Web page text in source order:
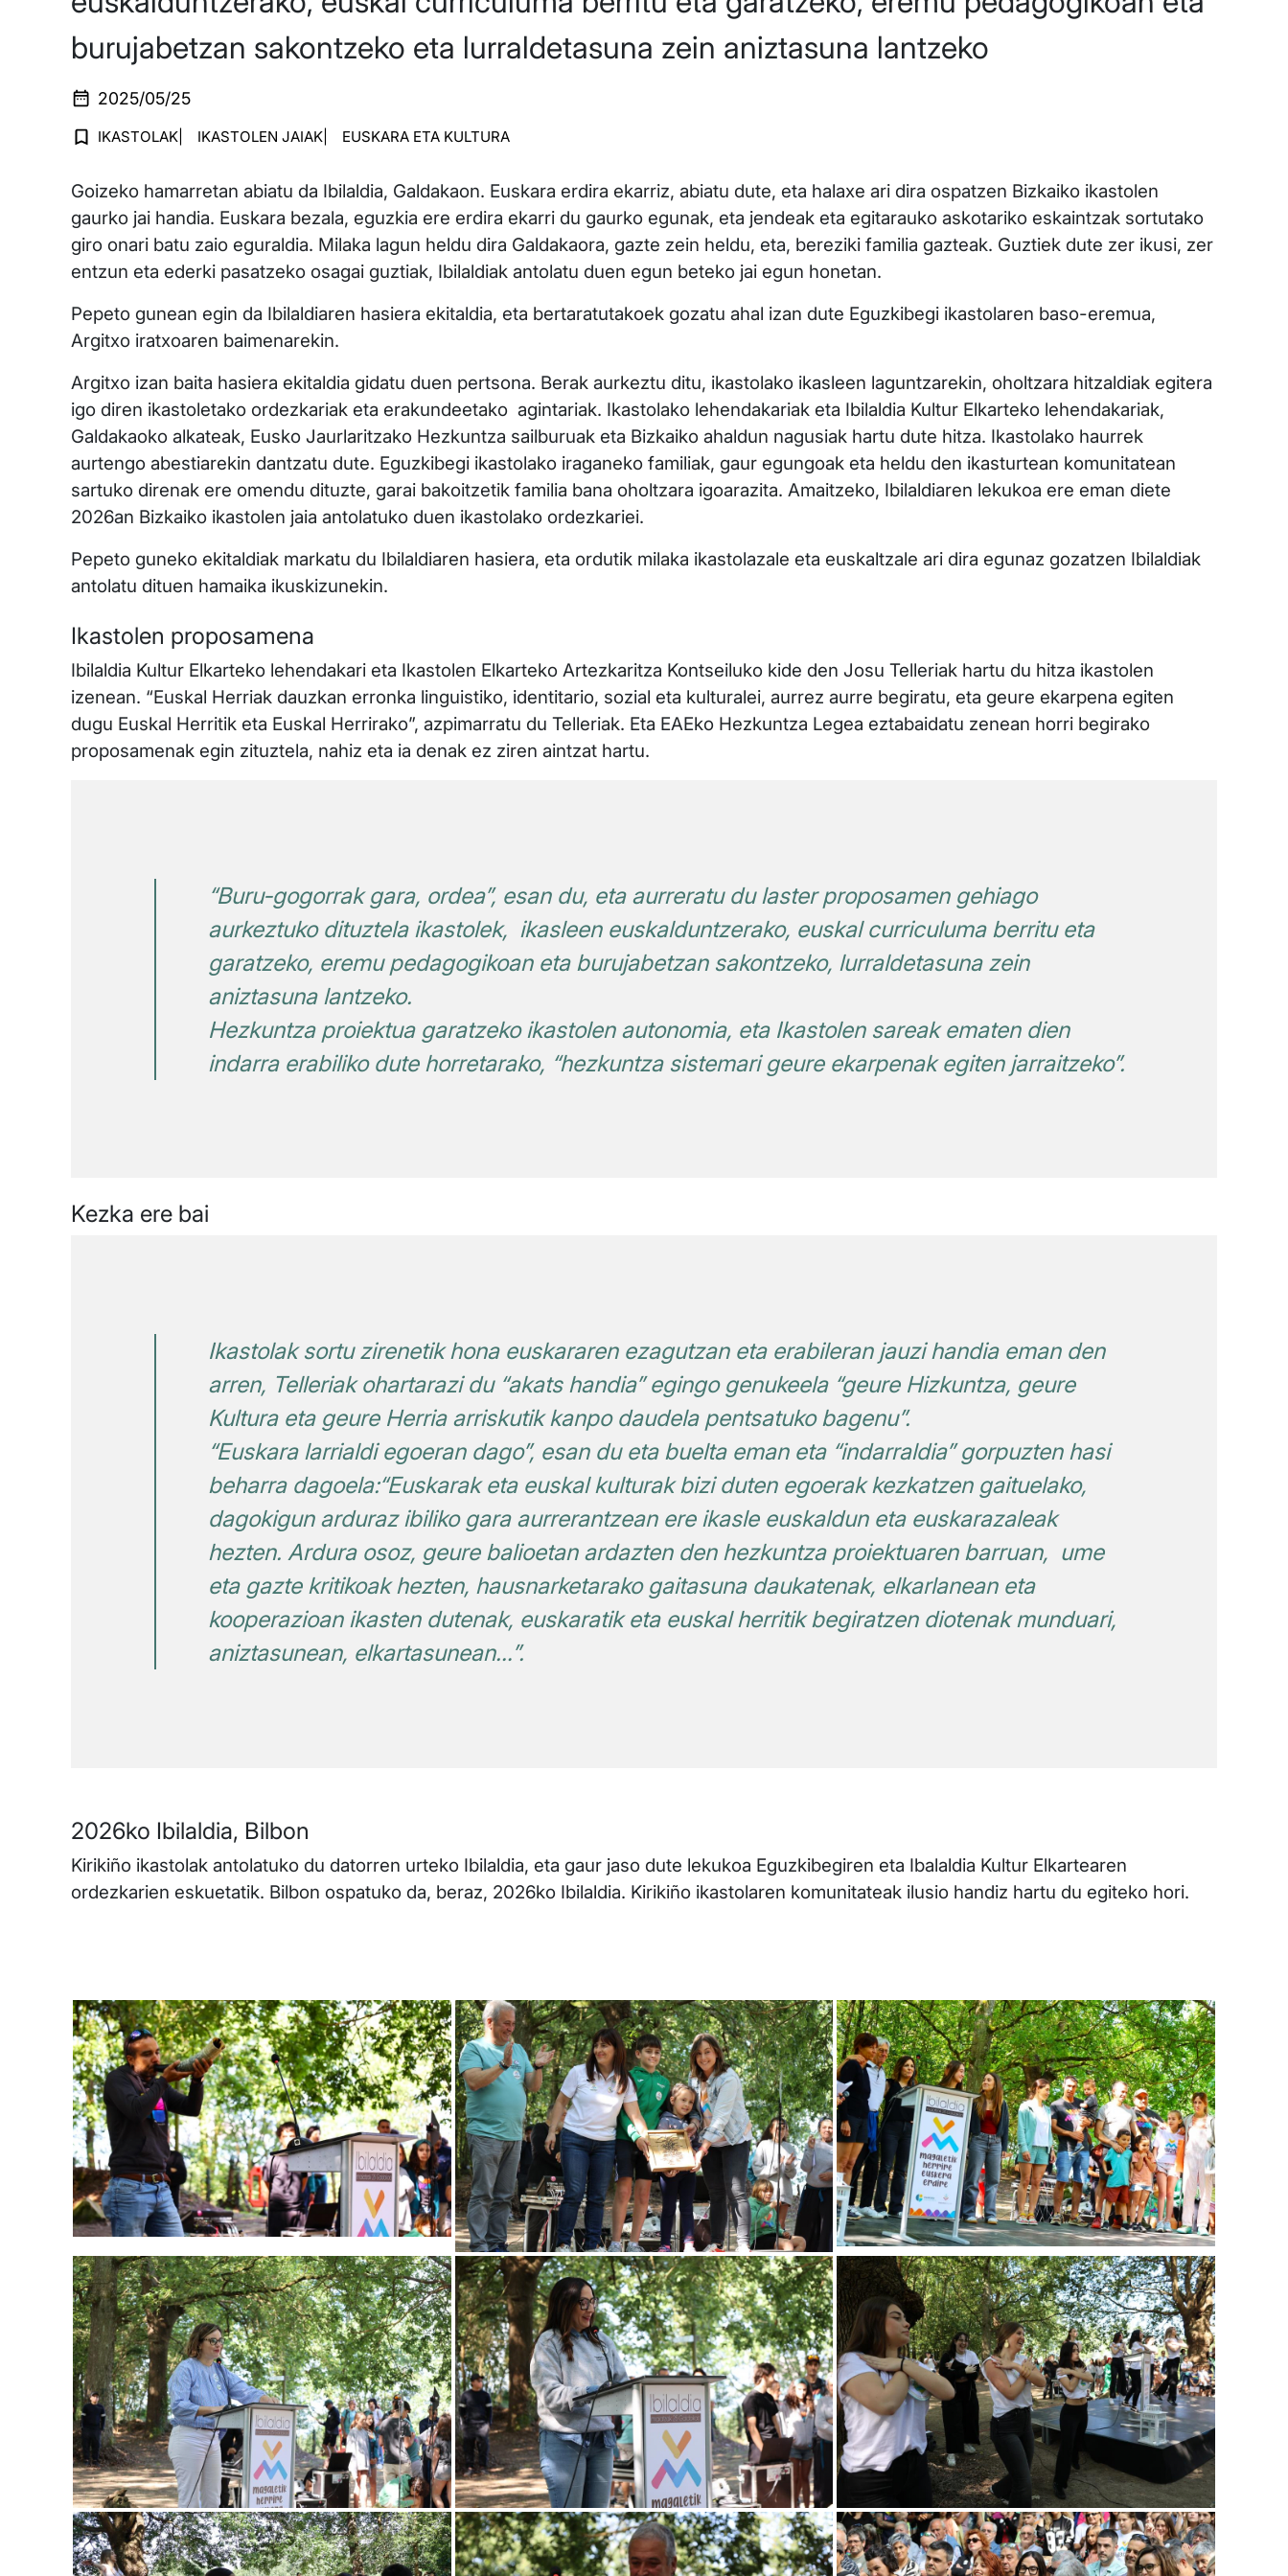
burujabetzan sakontzeko eta lurraldetasuna zein aniztasuna lantzeko
2025/05/25
IKASTOLAK IKASTOLEN JAIAK EUSKARA ETA KULTURA
Goizeko hamarretan abiatu da Ibilaldia, Galdakaon. Euskara erdira ekarriz, abiatu dute, eta halaxe ari dira ospatzen Bizkaiko ikastolen
gaurko jai handia. Euskara bezala, eguzkia ere erdira ekarri du gaurko egunak, eta jendeak eta egitarauko askotariko eskaintzak sortutako
giro onari batu zaio eguraldia. Milaka lagun heldu dira Galdakaora, gazte zein heldu, eta, bereziki familia gazteak. Guztiek dute zer ikusi, zer
entzun eta ederki pasatzeko osagai guztiak, Ibilaldiak antolatu duen egun beteko jai egun honetan.
Pepeto gunean egin da Ibilaldiaren hasiera ekitaldia, eta bertaratutakoek gozatu ahal izan dute Eguzkibegi ikastolaren baso-eremua,
Argitxo iratxoaren baimenarekin.
Argitxo izan baita hasiera ekitaldia gidatu duen pertsona. Berak aurkeztu ditu, ikastolako ikasleen laguntzarekin, oholtzara hitzaldiak egitera
igo diren ikastoletako ordezkariak eta erakundeetako agintariak. Ikastolako lehendakariak eta Ibilaldia Kultur Elkarteko lehendakariak,
Galdakaoko alkateak, Eusko Jaurlaritzako Hezkuntza sailburuak eta Bizkaiko ahaldun nagusiak hartu dute hitza. Ikastolako haurrek
aurtengo abestiarekin dantzatu dute. Eguzkibegi ikastolako iraganeko familiak, gaur egungoak eta heldu den ikasturtean komunitatean
sartuko direnak ere omendu dituzte, garai bakoitzetik familia bana oholtzara igoarazita. Amaitzeko, Ibilaldiaren lekukoa ere eman diete
2026an Bizkaiko ikastolen jaia antolatuko duen ikastolako ordezkariei.
Pepeto guneko ekitaldiak markatu du Ibilaldiaren hasiera, eta ordutik milaka ikastolazale eta euskaltzale ari dira egunaz gozatzen Ibilaldiak
antolatu dituen hamaika ikuskizunekin.
Ikastolen proposamena
Ibilaldia Kultur Elkarteko lehendakari eta Ikastolen Elkarteko Artezkaritza Kontseiluko kide den Josu Telleriak hartu du hitza ikastolen
izenean. “Euskal Herriak dauzkan erronka linguistiko, identitario, sozial eta kulturalei, aurrez aurre begiratu, eta geure ekarpena egiten
dugu Euskal Herritik eta Euskal Herrirako”, azpimarratu du Telleriak. Eta EAEko Hezkuntza Legea eztabaidatu zenean horri begirako
proposamenak egin zituztela, nahiz eta ia denak ez ziren aintzat hartu.
“Buru-gogorrak gara, ordea”, esan du, eta aurreratu du laster proposamen gehiago
aurkeztuko dituztela ikastolek, ikasleen euskalduntzerako, euskal curriculuma berritu eta
garatzeko, eremu pedagogikoan eta burujabetzan sakontzeko, lurraldetasuna zein
aniztasuna lantzeko.
Hezkuntza proiektua garatzeko ikastolen autonomia, eta Ikastolen sareak ematen dien
indarra erabiliko dute horretarako, “hezkuntza sistemari geure ekarpenak egiten jarraitzeko”.
Kezka ere bai
Ikastolak sortu zirenetik hona euskararen ezagutzan eta erabileran jauzi handia eman den
arren, Telleriak ohartarazi du “akats handia” egingo genukeela “geure Hizkuntza, geure
Kultura eta geure Herria arriskutik kanpo daudela pentsatuko bagenu”.
“Euskara larrialdi egoeran dago”, esan du eta buelta eman eta “indarraldia” gorpuzten hasi
beharra dagoela:“Euskarak eta euskal kulturak bizi duten egoerak kezkatzen gaituelako,
dagokigun arduraz ibiliko gara aurrerantzean ere ikasle euskaldun eta euskarazaleak
hezten. Ardura osoz, geure balioetan ardazten den hezkuntza proiektuaren barruan, ume
eta gazte kritikoak hezten, hausnarketarako gaitasuna daukatenak, elkarlanean eta
kooperazioan ikasten dutenak, euskaratik eta euskal herritik begiratzen diotenak munduari,
aniztasunean, elkartasunean…”.
2026ko Ibilaldia, Bilbon
Kirikiño ikastolak antolatuko du datorren urteko Ibilaldia, eta gaur jaso dute lekukoa Eguzkibegiren eta Ibalaldia Kultur Elkartearen
ordezkarien eskuetatik. Bilbon ospatuko da, beraz, 2026ko Ibilaldia. Kirikiño ikastolaren komunitateak ilusio handiz hartu du egiteko hori.